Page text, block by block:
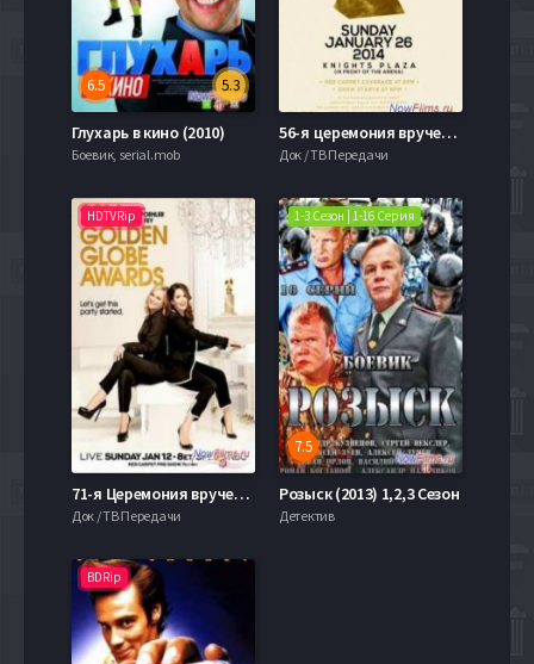
5.3
6.5
Глухарь в кино (2010)
Боевик, serial.mob
56-я церемония вручения наград Грэмми (2014)
Док / ТВ Передачи
HDTVRip
71-я Церемония вручения премии Золотой глобус (2014)
Док / ТВ Передачи
1-3 Сезон | 1-16 Серия
7.5
Розыск (2013) 1,2,3 Сезон
Детектив
BDRip